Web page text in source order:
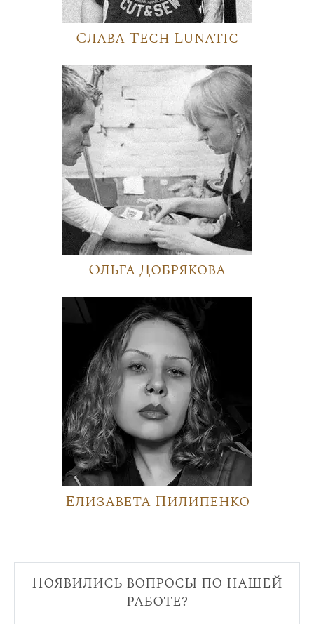
Слава Tech Lunatic
Ольга Добрякова
Елизавета Пилипенко
Появились вопросы по нашей
работе?